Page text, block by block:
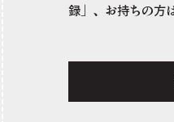
録」、お持ちの方